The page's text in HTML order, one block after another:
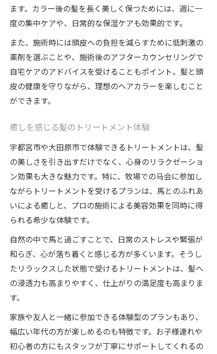
ます。カラー後の髪を長く美しく保つためには、週に一
度の集中ケアや、日常的な保湿ケアも効果的です。
また、施術時には頭皮への負担を減らすために低刺激の
薬剤を選ぶことや、施術後のアフターカウンセリングで
自宅ケアのアドバイスを受けることもポイント。髪と頭
皮の健康を守りながら、理想のヘアカラーを楽しむこと
ができます。
癒しを感じる髪のトリートメント体験
宇都宮市や大田原市で体験できるトリートメントは、髪
の美しさを引き出すだけでなく、心身のリラクゼーショ
ン効果も大きな魅力です。特に、牧場での马会に参加し
ながらトリートメントを受けるプランは、馬とのふれあ
いによる癒しと、プロの施術による美容効果を同時に得
られる希少な体験です。
自然の中で馬と過ごすことで、日常のストレスや緊張が
和らぎ、心が落ち着くと感じる方が多くいます。そうし
たリラックスした状態で受けるトリートメントは、髪へ
の浸透力も高まりやすく、仕上がりの満足度も高まりま
す。
家族や友人と一緒に参加できる体験型のプランもあり、
幅広い年代の方が楽しめるのも特徴です。お子様連れや
初心者の方にもスタッフが丁寧にサポートしてくれるの